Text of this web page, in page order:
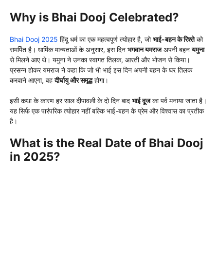
Why is Bhai Dooj Celebrated?
Bhai Dooj 2025 हिंदू धर्म का एक महत्वपूर्ण त्योहार है, जोभाई-बहन के रिश्तेको
समर्पित है। धार्मिक मान्यताओं के अनुसार, इस दिन भगवान यमराजअपनी बहनयमुना
से मिलने आए थे। यमुना ने उनका स्वागत तिलक, आरती और भोजन से किया।
प्रसन्न होकर यमराज ने कहा कि जो भी भाई इस दिन अपनी बहन के घर तिलक
करवाने आएगा, वहदीर्घायु और समृद्धहोगा।
इसी कथा के कारण हर साल दीपावली के दो दिन बाद भाई दूजका पर्व मनाया जाता है।
यह सिर्फ एक पारंपरिक त्योहार नहीं बल्कि भाई-बहन के प्रेम और विश्वास का प्रतीक
है।
What is the Real Date of Bhai Dooj
in 2025?